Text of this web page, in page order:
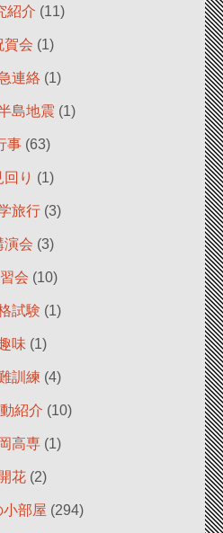
紹介 (11)
賀会 (1)
連絡 (1)
島地震 (1)
事 (63)
回り (1)
旅行(3)
演会 (3)
会 (10)
試験 (1)
味 (1)
訓練 (4)
紹介 (10)
高専(1)
開花(2)
小部屋 (294)